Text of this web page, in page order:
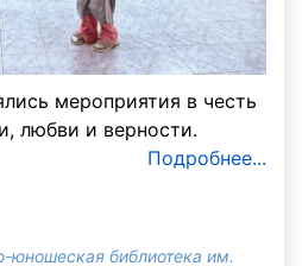
мероприятия в честь
любви и верности.
Подробнее...
юношеская библиотека им.